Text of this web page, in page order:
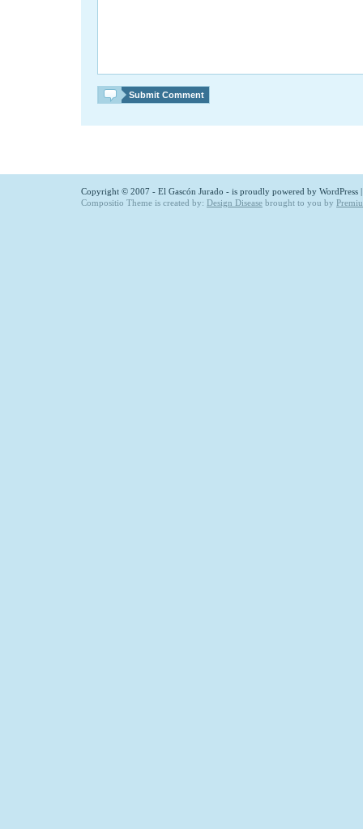
Copyright © 2007 - El Gascón Jurado - is proudly powered by WordPress |
Compositio Theme is created by: Design Disease brought to you by